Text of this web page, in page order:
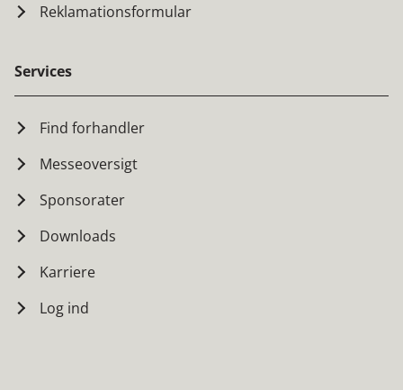
Reklamationsformular
Services
Find forhandler
Messeoversigt
Sponsorater
Downloads
Karriere
Log ind